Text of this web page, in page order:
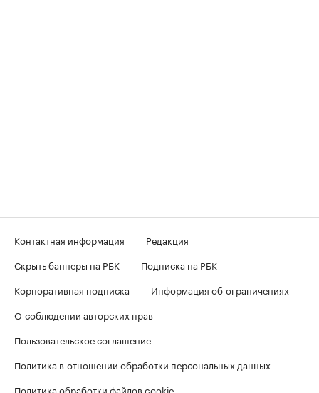
Контактная информация
Редакция
Скрыть баннеры на РБК
Подписка на РБК
Корпоративная подписка
Информация об ограничениях
О соблюдении авторских прав
Пользовательское соглашение
Политика в отношении обработки персональных данных
Политика обработки файлов cookie